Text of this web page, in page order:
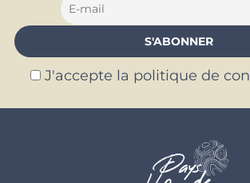
J'accepte la politique de